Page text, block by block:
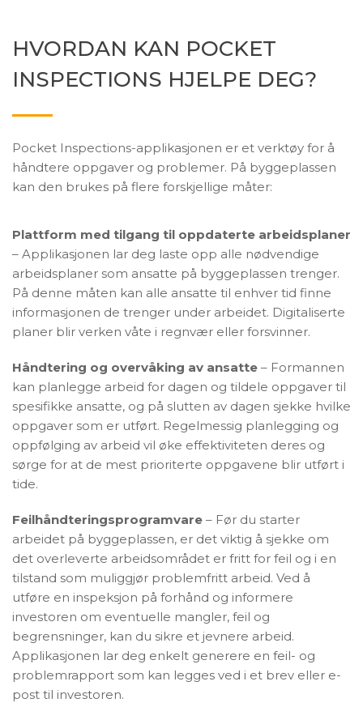
HVORDAN KAN POCKET
INSPECTIONS HJELPE DEG?
Pocket Inspections-applikasjonen er et verktøy for å
håndtere oppgaver og problemer. På byggeplassen
kan den brukes på flere forskjellige måter:
Plattform med tilgang til oppdaterte arbeidsplaner
– Applikasjonen lar deg laste opp alle nødvendige
arbeidsplaner som ansatte på byggeplassen trenger.
På denne måten kan alle ansatte til enhver tid finne
informasjonen de trenger under arbeidet. Digitaliserte
planer blir verken våte i regnvær eller forsvinner.
Håndtering og overvåking av ansatte – Formannen
kan planlegge arbeid for dagen og tildele oppgaver til
spesifikke ansatte, og på slutten av dagen sjekke hvilke
oppgaver som er utført. Regelmessig planlegging og
oppfølging av arbeid vil øke effektiviteten deres og
sørge for at de mest prioriterte oppgavene blir utført i
tide.
Feilhåndteringsprogramvare – Før du starter
arbeidet på byggeplassen, er det viktig å sjekke om
det overleverte arbeidsområdet er fritt for feil og i en
tilstand som muliggjør problemfritt arbeid. Ved å
utføre en inspeksjon på forhånd og informere
investoren om eventuelle mangler, feil og
begrensninger, kan du sikre et jevnere arbeid.
Applikasjonen lar deg enkelt generere en feil- og
problemrapport som kan legges ved i et brev eller e-
post til investoren.